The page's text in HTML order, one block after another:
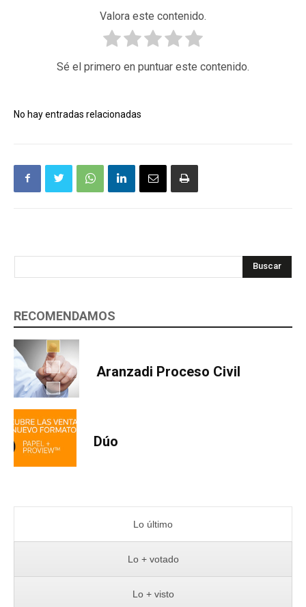
Valora este contenido.
Sé el primero en puntuar este contenido.
No hay entradas relacionadas
Buscar
RECOMENDAMOS
Aranzadi Proceso Civil
Dúo
Lo último
Lo + votado
Lo + visto